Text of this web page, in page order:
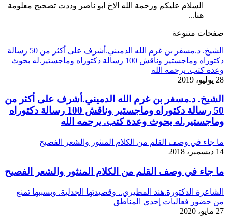
السلام عليكم ورحمة الله الاخ ابو ناصر وددت تصحيح معلومة
هنا...
صفحات متنوعة
الشيخ. د.مسفر بن غرم الله الدميني.أشرف على أكثر من 50 رسالة
دكتوراه وماجستير وناقش 100 رسالة دكتوراه وماجستير.له بحوث
وعدة كتب. يرحمه الله
28 يوليو، 2019
الشيخ. د.مسفر بن غرم الله الدميني.أشرف على أكثر من
50 رسالة دكتوراه وماجستير وناقش 100 رسالة دكتوراه
وماجستير.له بحوث وعدة كتب. يرحمه الله
ما جاء في وصف القلم من الكلام المنثور والشعر الفصيح
14 ديسمبر، 2018
ما جاء في وصف القلم من الكلام المنثور والشعر الفصيح
الشاعرة الدكتورة.هند المطيري.. وقصيدتها الجدلية. وبسببها تمنع
من حضور فعاليات إحدى المناطق
27 مايو، 2020